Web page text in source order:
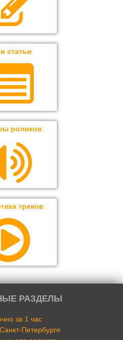
статьи
роликов
треков
РАЗДЕЛЫ
за 1 час
Петербурге